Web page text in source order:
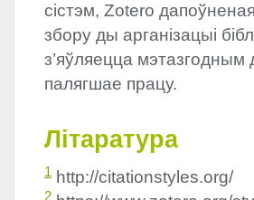
сістэм, Zotero
збору ды арганізацыі
з’яўляецца мэтазгодным
палягшае працу.
Літаратура
1 http://citationstyles.org/
2